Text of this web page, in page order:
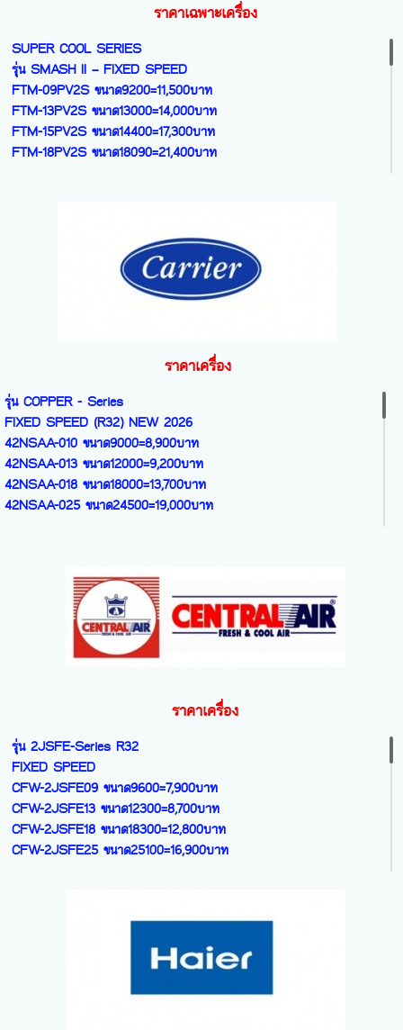
MSY-GZ24VF ขนาด22519=44,500บาท
MSY-GZ30VF ขนาด27978=56,100บาท
รุ่น ECO EYE INVERTER R32
MSY-XZ09VF ขนาด9554=18,700บาท
MSY-XZ13VF ขนาด12624=21,400บาท
MSY-XZ18VF ขนาด17742=30,400บาท
MSY-AW13VF ขนาด12966=28,200บาท
MSY-AW18VF ขนาด17742=40,600บาท
SRK-10YYM ขนาด8683=13,400บาท
SRK-15YYM ขนาด15479=18,700บาท
SRK-18YYM ขนาด17275=22,700บาท
SRK-24YYM ขนาด23020=30,800บาท
YUKI Series รุ่น DELUXE INVERTER
สวิง 4 ทิศทาง + ฟอกอากาศ R32
SRK-18YYS ขนาด18224=25,000บาท
SRK-24YYS ขนาด24215=33,700บาท
FUYU Series รุ่น HI CAPACITY INVERTER
SRK-90YA ขนาด30700=41,700บาท
FUYU Series รุ่น SUPER DELUXE
INVERTER R32สวิง 4 ทิศทาง + ฟอกอากาศ
SRK-25ZSXS ขนาด8770=24,600บาท
SRK-35ZSXS ขนาด12103=27,200บาท
SRK-50ZSXS ขนาด17105=38,000บาท
ราคาเฉพาะเครื่อง
SUPER COOL SERIES
รุ่น SMASH II – FIXED SPEED
FTM-09PV2S ขนาด9200=11,500บาท
FTM-13PV2S ขนาด13000=14,000บาท
FTM-15PV2S ขนาด14400=17,300บาท
FTM-18PV2S ขนาด18090=21,400บาท
FTKB-09AV2S ขนาด9200=10,300บาท
FTKB-12AV2S ขนาด12300=11,000บาท
FTKB-15ZV2S ขนาด15000=15,000บาท
FTKB-18ZV2S ขนาด18100=16,100บาท
FTKF-09YV2S ขนาด9200=15,300บาท
FTKF-12YV2S ขนาด12300=18,300บาท
FTKF-15YV2S ขนาด15000=22,800บาท
FTKF-18YV2S ขนาด18100=26,100บาท
FTKF-24YV2S ขนาด24200=37,700บาท
FTKM-12YV2S ขนาด12300=24,300บาท
FTKM-15YV2S ขนาด15000=28,100บาท
FTKM-18YV2S ขนาด18100=31,900บาท
FTKM-24YV2S ขนาด24200=45,400บาท
FTKZ-12YV2S ขนาด12300=31,400บาท
FTKZ-15YV2S ขนาด15000=36,500บาท
FTKZ-18YV2S ขนาด18100=40,500บาท
FTKZ-24YV2S ขนาด24200=53,200บาท
รุ่น BIG WALL- Inverter R32
ราคาเครื่อง
รุ่น COPPER - Series
FIXED SPEED (R32) NEW 2026
42NSAA-010 ขนาด9000=8,900บาท
42NSAA-013 ขนาด12000=9,200บาท
42NSAA-018 ขนาด18000=13,700บาท
42NSAA-025 ขนาด24500=19,000บาท
42TSAA-010 ขนาด9200=10,200บาท
42TSAA-013 ขนาด12200=10,800บาท
42TSAA-018 ขนาด18000=17,100บาท
42TSAA-025 ขนาด25250=22,600บาท
42NVAA-010 ขนาด9000=8,600บาท
42NVAA-013 ขนาด12000=9,400บาท
42NVAA-018 ขนาด18000=13,500บาท
42NVAA-024 ขนาด24000=18,400บาท
รุ่น COPPER SEAL - SERIES
INVERTER (32) NEW 2026
38TVDB-016 ขนาด15000=14,200บาท
38TVDB-022 ขนาด20400=19,900บาท
ราคาเครื่อง
รุ่น 2JSFE-Series R32
FIXED SPEED
CFW-2JSFE09 ขนาด9600=7,900บาท
CFW-2JSFE13 ขนาด12300=8,700บาท
CFW-2JSFE18 ขนาด18300=12,800บาท
CFW-2JSFE25 ขนาด25100=16,900บาท
CFW-IVJS13 ขนาด13000=8,600บาท
CFW-IVJS18 ขนาด19700=12,600บาท
CFW-IVJS25 ขนาด25100=16,700บาท